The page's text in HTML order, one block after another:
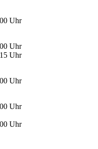
Uhr
Uhr
Uhr
Uhr
Uhr
Uhr